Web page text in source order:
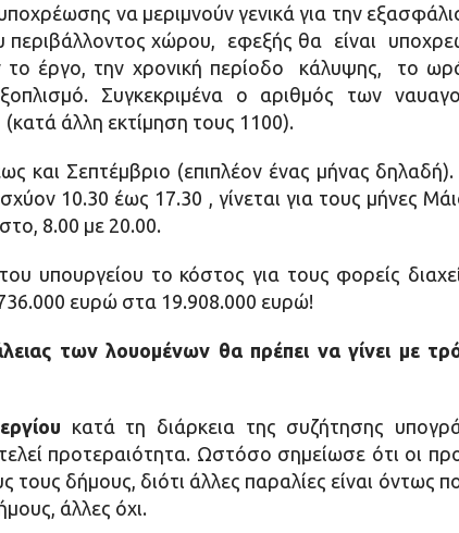
να μεριμνούν γενικά για την
περιβάλλοντος χώρου, εφεξής θα είναι
έργο, την χρονική περίοδο κάλυψης, το
Συγκεκριμένα ο αριθμός των
άλλη εκτίμηση τους 1100).
και Σεπτέμβριο (επιπλέον ένας μήνας
10.30 έως 17.30 , γίνεται για τους μήνες
8.00 με 20.00.
υπουργείου το κόστος για τους φορείς
ευρώ στα 19.908.000 ευρώ!
των λουομένων θα πρέπει να γίνει με
κατά τη διάρκεια της συζήτησης
προτεραιότητα. Ωστόσο σημείωσε ότι οι
δήμους, διότι άλλες παραλίες είναι όντως
άλλες όχι.